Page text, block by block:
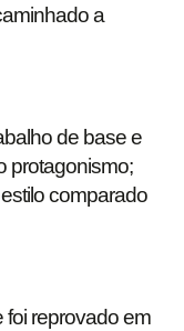
a
de base e
protagonismo;
comparado
foi reprovado em